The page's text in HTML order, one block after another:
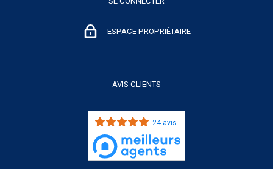
ESPACE PROPRIÉTAIRE
AVIS CLIENTS
24 avis